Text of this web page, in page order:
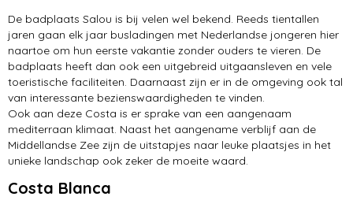
De badplaats Salou is bij velen wel bekend. Reeds tientallen
jaren gaan elk jaar busladingen met Nederlandse jongeren hier
naartoe om hun eerste vakantie zonder ouders te vieren. De
badplaats heeft dan ook een uitgebreid uitgaansleven en vele
toeristische faciliteiten. Daarnaast zijn er in de omgeving ook tal
van interessante bezienswaardigheden te vinden.
Ook aan deze Costa is er sprake van een aangenaam
mediterraan klimaat. Naast het aangename verblijf aan de
Middellandse Zee zijn de uitstapjes naar leuke plaatsjes in het
unieke landschap ook zeker de moeite waard.
Costa Blanca